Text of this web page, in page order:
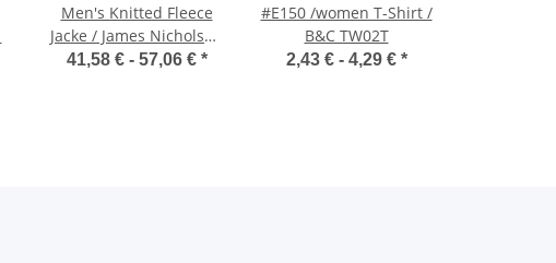
Men's Knitted Fleece
Jacke / James Nicholson
JN762
41,58 € - 57,06 € *
#E150 /women T-Shirt /
B&C TW02T
2,43 € - 4,29 € *